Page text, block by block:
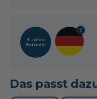
5 Jahre
Garantie
Das passt